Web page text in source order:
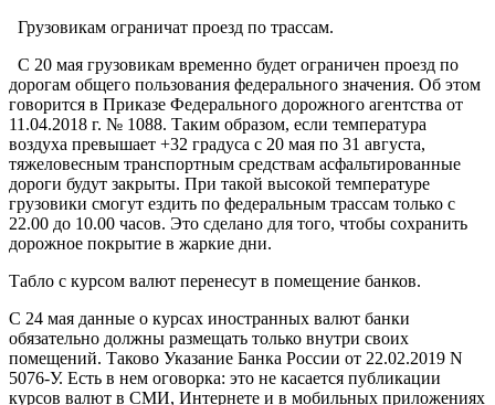
Грузовикам ограничат проезд по трассам.
С 20 мая грузовикам временно будет ограничен проезд по
дорогам общего пользования федерального значения. Об этом
говорится в Приказе Федерального дорожного агентства от
11.04.2018 г. № 1088. Таким образом, если температура
воздуха превышает +32 градуса с 20 мая по 31 августа,
тяжеловесным транспортным средствам асфальтированные
дороги будут закрыты. При такой высокой температуре
грузовики смогут ездить по федеральным трассам только с
22.00 до 10.00 часов. Это сделано для того, чтобы сохранить
дорожное покрытие в жаркие дни.
Табло с курсом валют перенесут в помещение банков.
С 24 мая данные о курсах иностранных валют банки
обязательно должны размещать только внутри своих
помещений. Таково Указание Банка России от 22.02.2019 N
5076-У. Есть в нем оговорка: это не касается публикации
курсов валют в СМИ, Интернете и в мобильных приложениях